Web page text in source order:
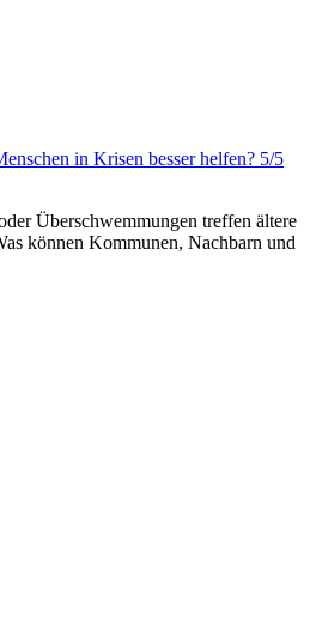
in Krisen besser helfen? 5/5
Überschwemmungen treffen ältere
können Kommunen, Nachbarn und